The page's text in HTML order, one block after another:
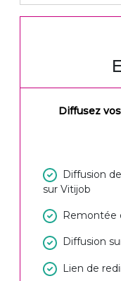
Diffusez
Diffusion
sur Vitijob
Remontée
Diffusion
Lien de